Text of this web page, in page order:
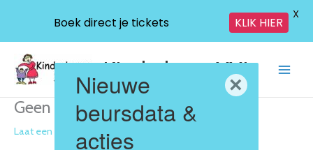
naar
inhoud
KinderbeursXXL
Geen beurs meer in 2020
Laat een reactie achter
Boek direct je tickets KLIK HIER
X
×
Nieuwe
beursdata &
acties